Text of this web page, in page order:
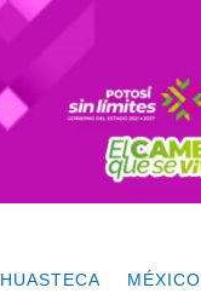
HUASTECA MÉXICO